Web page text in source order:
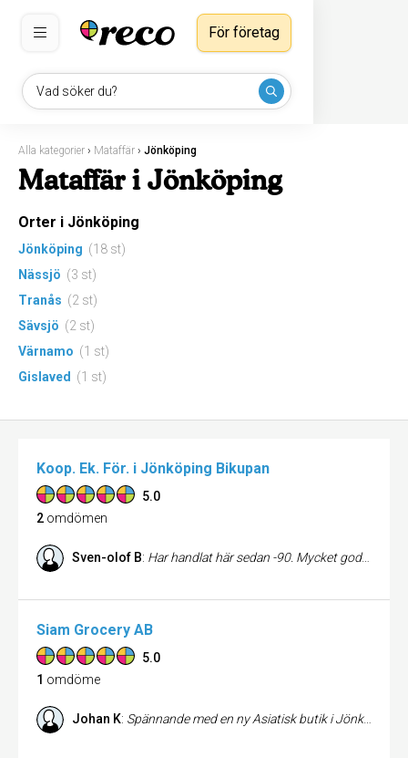
Vad söker du?
För företag
Alla kategorier › Mataffär › Jönköping
Mataffär i Jönköping
Orter i Jönköping
Jönköping (18 st)
Nässjö (3 st)
Tranås (2 st)
Sävsjö (2 st)
Värnamo (1 st)
Gislaved
(1 st)
Koop. Ek. För. i Jönköping Bikupan
5.0
2 omdömen
Sven-olof B: Har handlat här sedan -90. Mycket god kvalitet på varor. Hjälsam och trevlig personal. / Svenne
Siam Grocery AB
5.0
1 omdöme
Johan K: Spännande med en ny Asiatisk butik i Jönköping 👍